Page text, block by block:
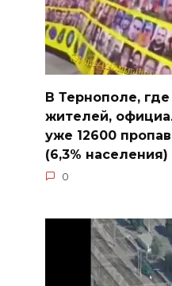
В Тернополе,
жителей,
уже 12600
(6,3% населения)
0